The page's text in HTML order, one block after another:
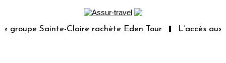
Sainte-Claire rachète Eden Tour L’accès aux